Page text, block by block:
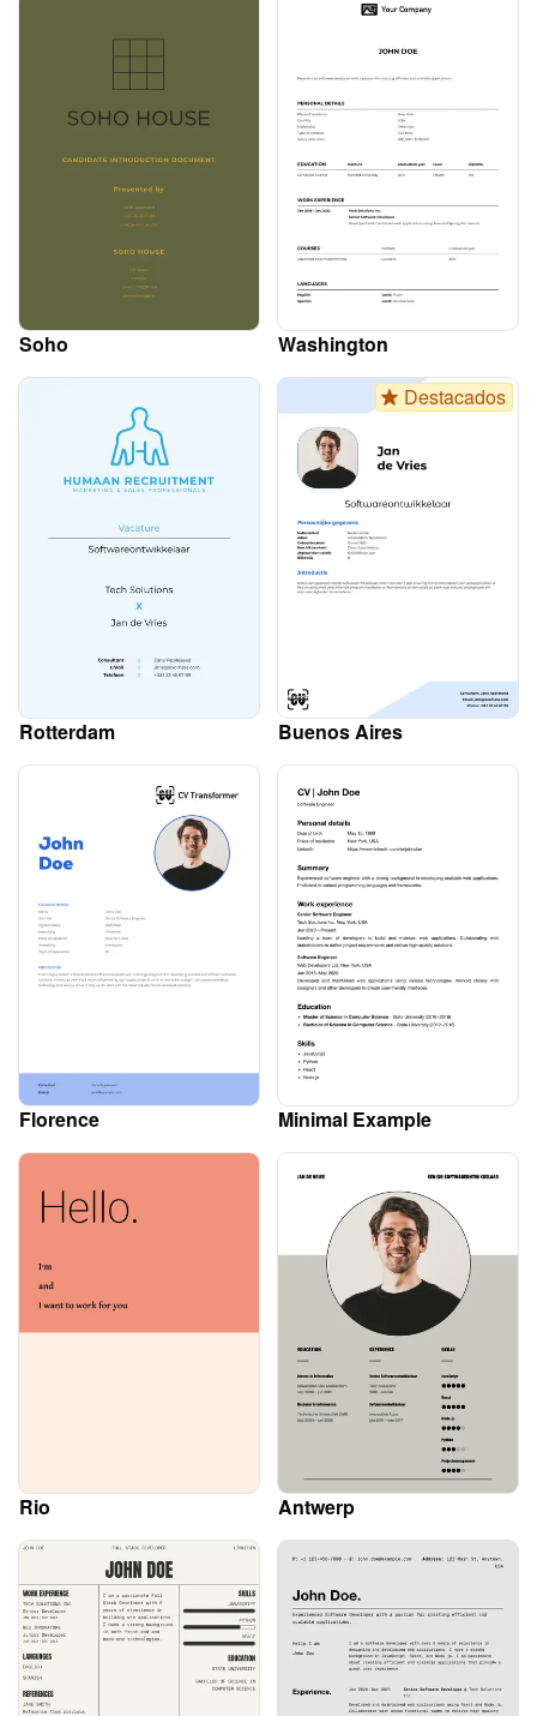
Soho Washington
Rotterdam
Destacados
Buenos Aires
Florence Minimal Example
Rio Antwerp